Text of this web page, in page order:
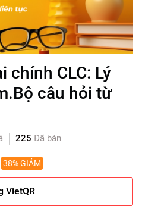
chính CLC: Lý
câu hỏi từ
225 Đã bán
38% GIẢM
VietQR